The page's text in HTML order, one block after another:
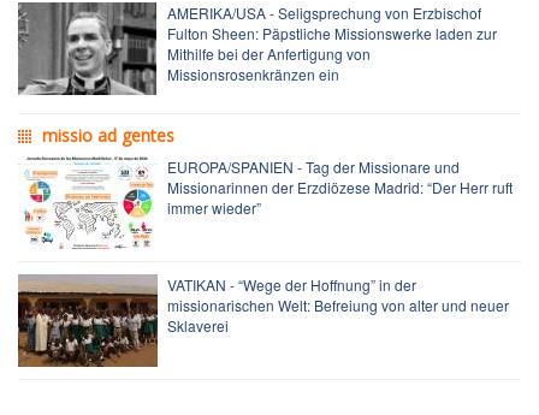
AMERIKA/USA - Seligsprechung von Erzbischof
Fulton Sheen: Päpstliche Missionswerke laden zur
Mithilfe bei der Anfertigung von
Missionsrosenkränzen ein
missio ad gentes
EUROPA/SPANIEN - Tag der Missionare und
Missionarinnen der Erzdiözese Madrid: “Der Herr ruft
immer wieder”
VATIKAN - “Wege der Hoffnung” in der
missionarischen Welt: Befreiung von alter und neuer
Sklaverei